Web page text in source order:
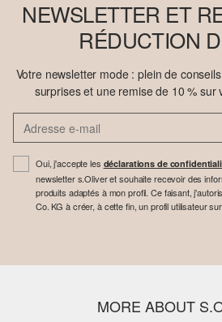
NEWSLETTER ET
RÉDUCTION
Votre newsletter mode : plein de
surprises et une remise de 10 % sur
Oui, j'accepte les déclarations de
newsletter s.Oliver et souhaite recevoir des
produits adaptés à mon profil. Ce faisant,
Co. KG à créer, à cette fin, un profil utilisateur
MORE ABOUT